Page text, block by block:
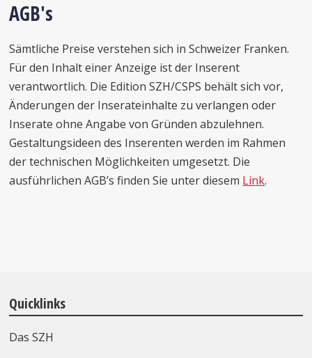
AGB's
Sämtliche Preise verstehen sich in Schweizer Franken.
Für den Inhalt einer Anzeige ist der Inserent
verantwortlich. Die Edition SZH/CSPS behält sich vor,
Änderungen der Inserateinhalte zu verlangen oder
Inserate ohne Angabe von Gründen abzulehnen.
Gestaltungsideen des Inserenten werden im Rahmen
der technischen Möglichkeiten umgesetzt. Die
ausführlichen AGB’s finden Sie unter diesem Link.
Quicklinks
Das SZH